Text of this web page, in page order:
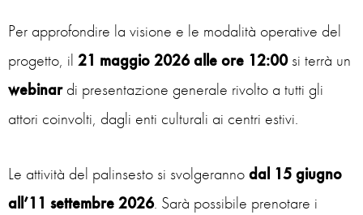
Per approfondire la visione e le modalità operative del
progetto, il 21 maggio 2026 alle ore 12:00si terrà un
webinardi presentazione generale rivolto a tutti gli
attori coinvolti, dagli enti culturali ai centri estivi.
Le attività del palinsesto si svolgerannodal 15 giugno
all’11 settembre 2026. Sarà possibile prenotare i